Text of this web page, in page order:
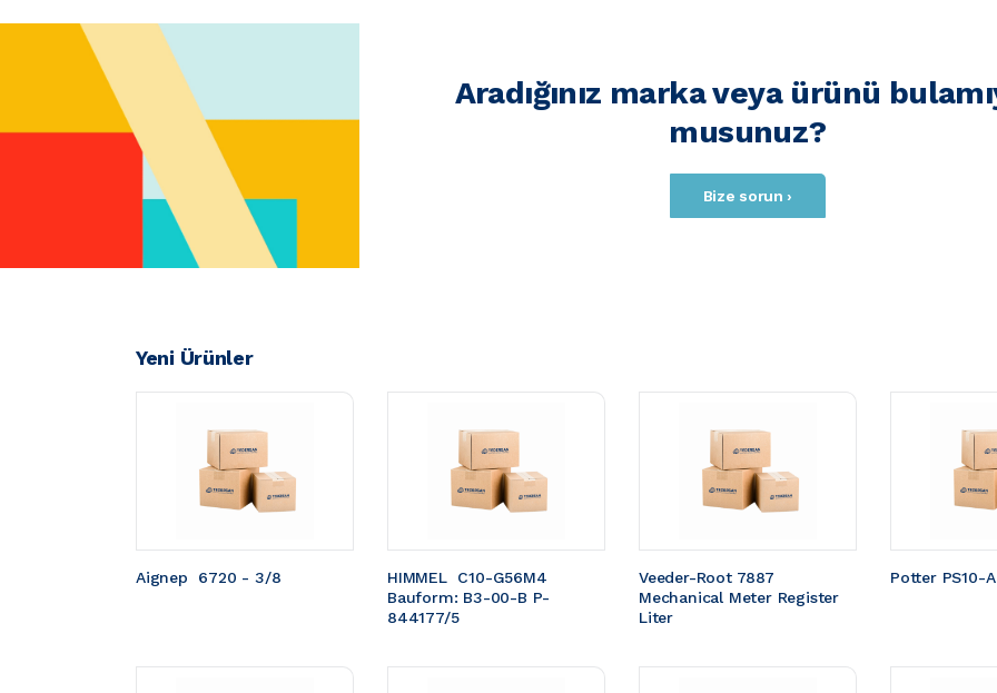
Aradığınız marka veya ürünü
musunuz?
Bize sorun ›
Yeni Ürünler
Aignep  6720 - 3/8
HIMMEL  C10-G56M4
Bauform: B3-00-B P-
844177/5
Veeder-Root 7887
Mechanical Meter Register
Liter
Potter PS10-A